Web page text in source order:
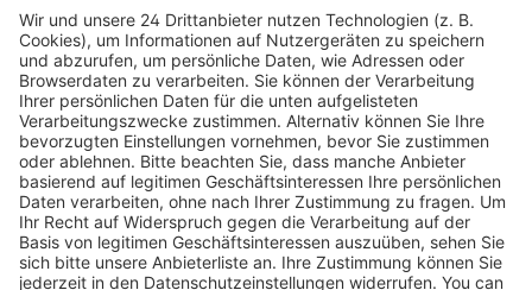
Lernfeld Bautechnik Fliesen-, Platten- und
Mosaikleger
Das Buch baut auf den sechs Lernfeldern der Grundstufe
auf und deckt mit den Lernfeldern 7 bis 17 den Lehrstoff
des Fliesen-, Platten- und Mosaiklegers für das2...
55,95 €
Mehr Infos